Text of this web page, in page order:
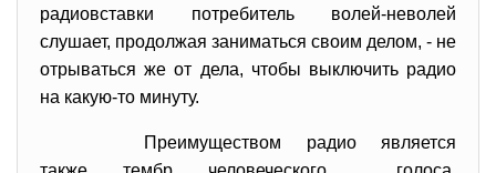
радиовставки потребитель волей-неволей
слушает, продолжая заниматься своим делом, - не
отрываться же от дела, чтобы выключить радио
на какую-то минуту.
Преимуществом радио является